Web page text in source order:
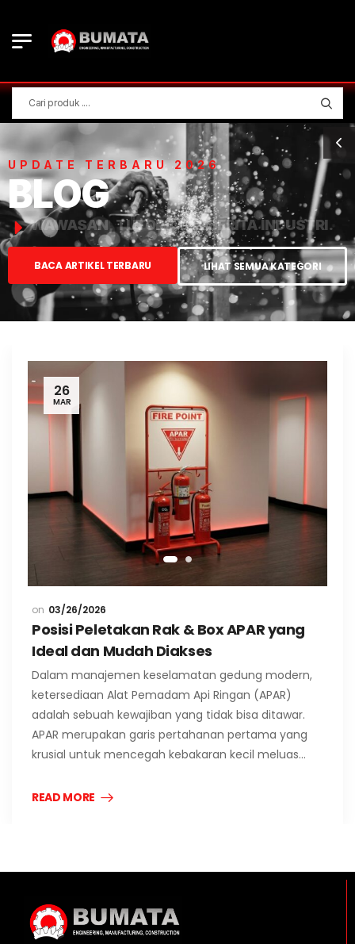
UPDATE TERBARU 2026
BLOG
WAWASAN, TUTORIAL, & BERITA INDUSTRI.
BACA ARTIKEL TERBARU LIHAT SEMUA KATEGORI
26
MAR
03/26/2026
Posisi Peletakan Rak & Box APAR yang
Ideal dan Mudah Diakses
Dalam manajemen keselamatan gedung modern,
ketersediaan Alat Pemadam Api Ringan (APAR)
adalah sebuah kewajiban yang tidak bisa ditawar.
APAR merupakan garis pertahanan pertama yang
krusial untuk mencegah kebakaran kecil meluas…
READ MORE